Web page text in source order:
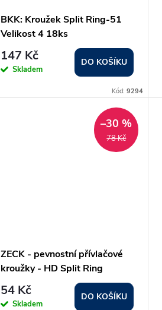
BKK: Kroužek Split Ring-51
Velikost 4 18ks
147 Kč
Skladem
DO KOŠÍKU
Kód:9294
78 Kč
–30 %
ZECK - pevnostní přívlačové
kroužky - HD Split Ring
CatFish (55Kg)
54 Kč
Skladem
DO KOŠÍKU